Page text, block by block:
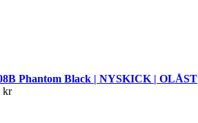
Phantom Black | NYSKICK | OLÅST
kr